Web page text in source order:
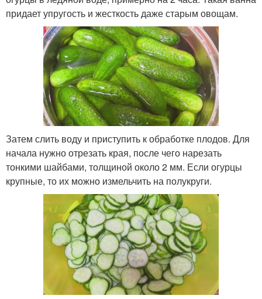
придает упругость и жесткость даже старым овощам.
Затем слить воду и приступить к обработке плодов. Для
начала нужно отрезать края, после чего нарезать
тонкими шайбами, толщиной около 2 мм. Если огурцы
крупные, то их можно измельчить на полукруги.